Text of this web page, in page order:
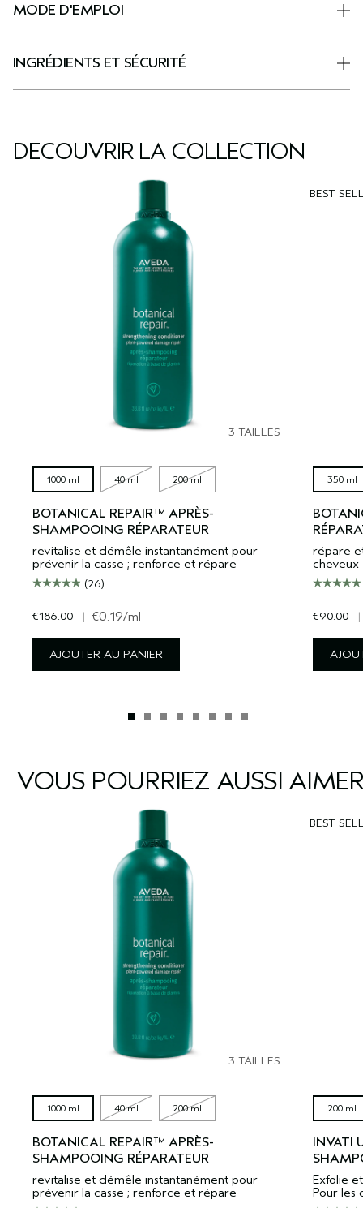
MODE D'EMPLOI
INGRÉDIENTS ET SÉCURITÉ
DÉCOUVRIR LA COLLECTION
3 TAILLES
1000 ml 40 ml 200 ml
BOTANICAL REPAIR™ APRÈS-
SHAMPOOING RÉPARATEUR
revitalise et démêle instantanément pour
prévenir la casse ; renforce et répare
(26)
€186.00 | €0.19/ml
AJOUTER AU PANIER
BEST
350 ml
répare
cheveux
€90.00 |
VOUS POURRIEZ AUSSI AIMER
3 TAILLES
1000 ml 40 ml 200 ml
BOTANICAL REPAIR™ APRÈS-
SHAMPOOING RÉPARATEUR
revitalise et démêle instantanément pour
prévenir la casse ; renforce et répare
BEST
200 ml
INVATI
Exfolie
Pour les